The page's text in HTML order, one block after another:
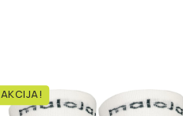
AKCIJA!